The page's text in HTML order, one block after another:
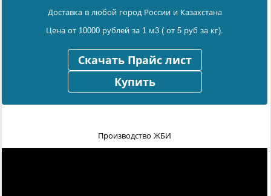
Доставка в любой город России и Казахстана
Цена от 10000 рублей за 1 м3 ( от 5 руб за кг).
Скачать Прайс лист
Купить
Производство ЖБИ